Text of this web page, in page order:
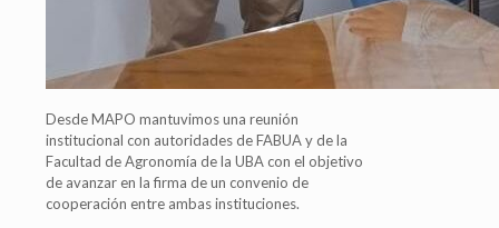
Desde MAPO mantuvimos una reunión
institucional con autoridades de FABUA y de la
Facultad de Agronomía de la UBA con el objetivo
de avanzar en la firma de un convenio de
cooperación entre ambas instituciones.